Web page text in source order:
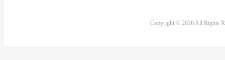
Copyright © 2026 All Rights